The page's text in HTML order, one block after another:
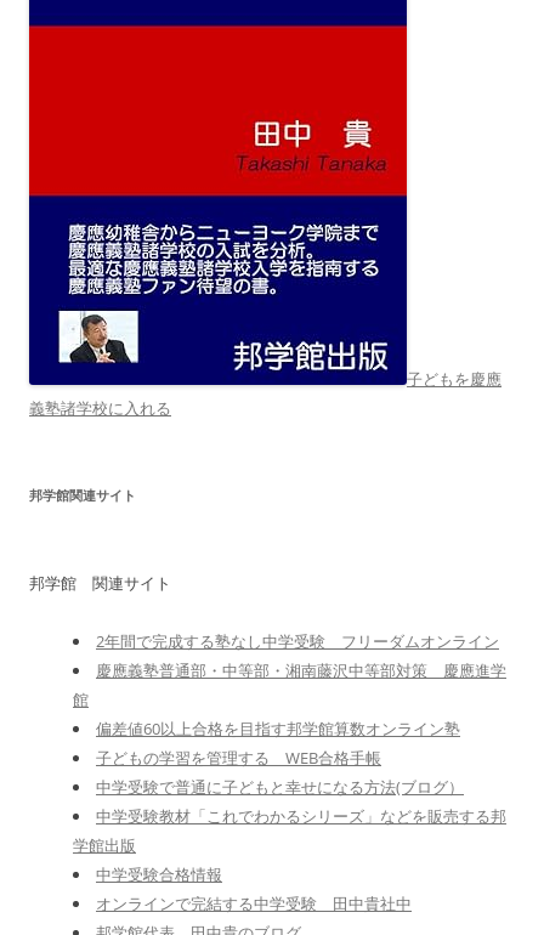
子どもを慶應
義塾諸学校に入れる
邦学館関連サイト
邦学館 関連サイト
2年間で完成する塾なし中学受験 フリーダムオンライン
慶應義塾普通部・中等部・湘南藤沢中等部対策 慶應進学
館
偏差値60以上合格を目指す邦学館算数オンライン塾
子どもの学習を管理する WEB合格手帳
中学受験で普通に子どもと幸せになる方法(ブログ）
中学受験教材「これでわかるシリーズ」などを販売する邦
学館出版
中学受験合格情報
オンラインで完結する中学受験 田中貴社中